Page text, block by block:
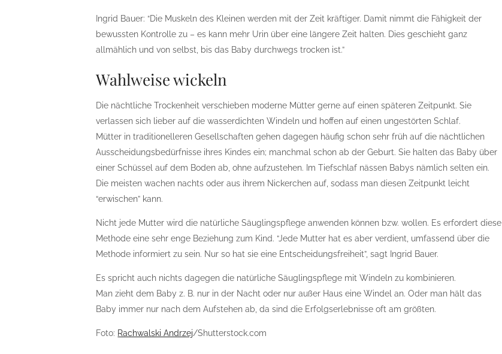
Ingrid Bauer: “Die Muskeln des Kleinen werden mit der Zeit kräftiger. Damit nimmt die Fähigkeit der
bewussten Kontrolle zu – es kann mehr Urin über eine längere Zeit halten. Dies geschieht ganz
allmählich und von selbst, bis das Baby durchwegs trocken ist.”
Wahlweise wickeln
Die nächtliche Trockenheit verschieben moderne Mütter gerne auf einen späteren Zeitpunkt. Sie
verlassen sich lieber auf die wasserdichten Windeln und hoffen auf einen ungestörten Schlaf.
Mütter in traditionelleren Gesellschaften gehen dagegen häufig schon sehr früh auf die nächtlichen
Ausscheidungsbedürfnisse ihres Kindes ein; manchmal schon ab der Geburt. Sie halten das Baby über
einer Schüssel auf dem Boden ab, ohne aufzustehen. Im Tiefschlaf nässen Babys nämlich selten ein.
Die meisten wachen nachts oder aus ihrem Nickerchen auf, sodass man diesen Zeitpunkt leicht
“erwischen” kann.
Nicht jede Mutter wird die natürliche Säuglingspflege anwenden können bzw. wollen. Es erfordert diese
Methode eine sehr enge Beziehung zum Kind. “Jede Mutter hat es aber verdient, umfassend über die
Methode informiert zu sein. Nur so hat sie eine Entscheidungsfreiheit”, sagt Ingrid Bauer.
Es spricht auch nichts dagegen die natürliche Säuglingspflege mit Windeln zu kombinieren.
Man zieht dem Baby z. B. nur in der Nacht oder nur außer Haus eine Windel an. Oder man hält das
Baby immer nur nach dem Aufstehen ab, da sind die Erfolgserlebnisse oft am größten.
Foto: Rachwalski Andrzej/Shutterstock.com